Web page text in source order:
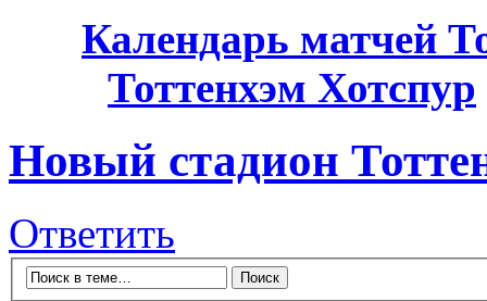
Календарь матчей
Тоттенхэм Хотспур
Новый стадион
Ответить